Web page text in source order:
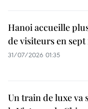
Hanoi accueille
de visiteurs en sept
31/07/2026 01:35
Un train de luxe va